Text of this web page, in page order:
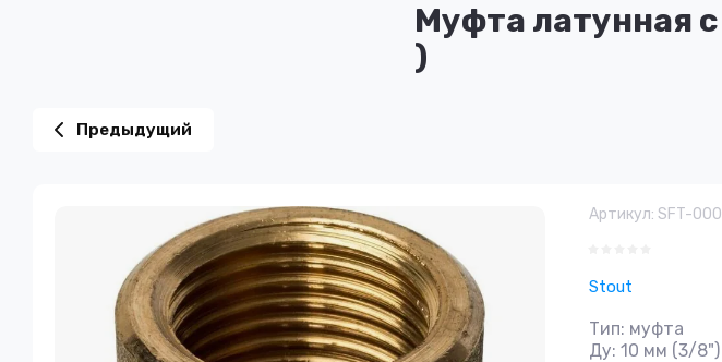
Муфта латунная
)
Предыдущий
Артикул: SFT-
Stout
Тип: муфта
Ду: 10 мм (3/8")